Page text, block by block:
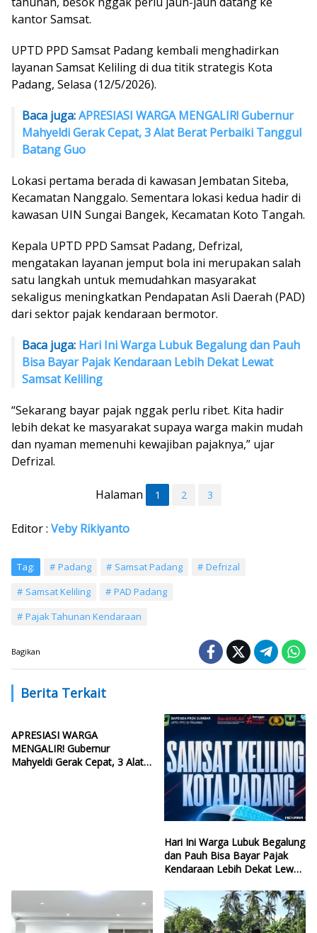
kantor Samsat.
UPTD PPD Samsat Padang kembali menghadirkan
layanan Samsat Keliling di dua titik strategis Kota
Padang, Selasa (12/5/2026).
Baca juga:APRESIASI WARGA MENGALIR! Gubernur
Mahyeldi Gerak Cepat, 3 Alat Berat Perbaiki Tanggul
Batang Guo
Lokasi pertama berada di kawasan Jembatan Siteba,
Kecamatan Nanggalo. Sementara lokasi kedua hadir di
kawasan UIN Sungai Bangek, Kecamatan Koto Tangah.
Kepala UPTD PPD Samsat Padang, Defrizal,
mengatakan layanan jemput bola ini merupakan salah
satu langkah untuk memudahkan masyarakat
sekaligus meningkatkan Pendapatan Asli Daerah (PAD)
dari sektor pajak kendaraan bermotor.
Baca juga: Hari Ini Warga Lubuk Begalung dan Pauh
Bisa Bayar Pajak Kendaraan Lebih Dekat Lewat
Samsat Keliling
“Sekarang bayar pajak nggak perlu ribet. Kita hadir
lebih dekat ke masyarakat supaya warga makin mudah
dan nyaman memenuhi kewajiban pajaknya,” ujar
Defrizal.
Halaman 1 2 3
Editor : Veby Rikiyanto
Tag: Padang Samsat Padang
Defrizal
Samsat Keliling
PAD Padang
Pajak Tahunan Kendaraan
Bagikan
Berita Terkait
APRESIASI WARGA
MENGALIR! Gubernur
Mahyeldi Gerak Cepat, 3 Alat
Hari Ini Warga Lubuk Begalung
dan Pauh Bisa Bayar Pajak
Kendaraan Lebih Dekat Lewat